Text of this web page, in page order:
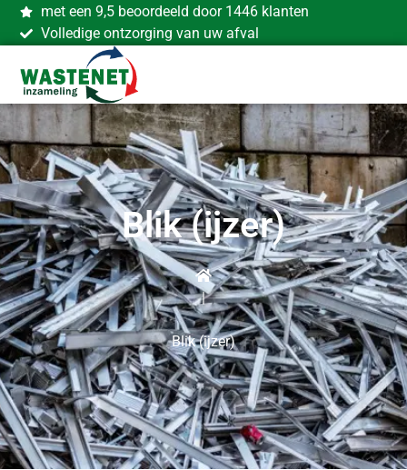
met een 9,5 beoordeeld door 1446 klanten
Volledige ontzorging van uw afval
Blik (ijzer)
|
Blik (ijzer)